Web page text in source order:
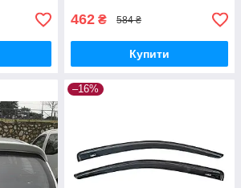
462 ₴ 584 ₴
Купити
–16%